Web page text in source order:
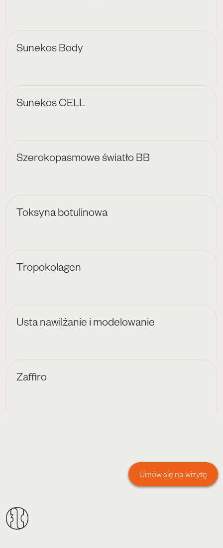
Sunekos Body
Sunekos CELL
Szerokopasmowe światło BB
Toksyna botulinowa
Tropokolagen
Usta nawilżanie i modelowanie
Zaffiro
Umów się na wizytę